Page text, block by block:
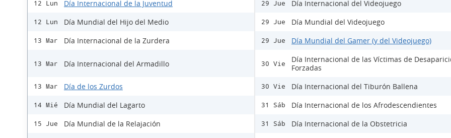
12 Lun Día Internacional de la Juventud
12 Lun Día Mundial del Hijo del Medio
13 Mar Día Internacional de la Zurdera
13 Mar Día Internacional del Armadillo
13 Mar Día de los Zurdos
14 Mié Día Mundial del Lagarto
15 Jue Día Mundial de la Relajación
29 Jue Día Internacional del Videojuego
29 Jue Día Mundial del Videojuego
29 Jue Día Mundial del Gamer (y del Videojuego)
30 Vie
Día Internacional de las Víctimas de
Forzadas
30 Vie Día Internacional del Tiburón Ballena
31 Sáb Día Internacional de los Afrodescendientes
31 Sáb Día Internacional de la Obstetricia